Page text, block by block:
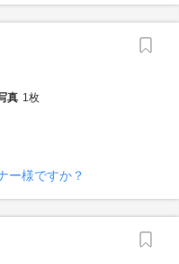
真 1枚
ー様ですか？